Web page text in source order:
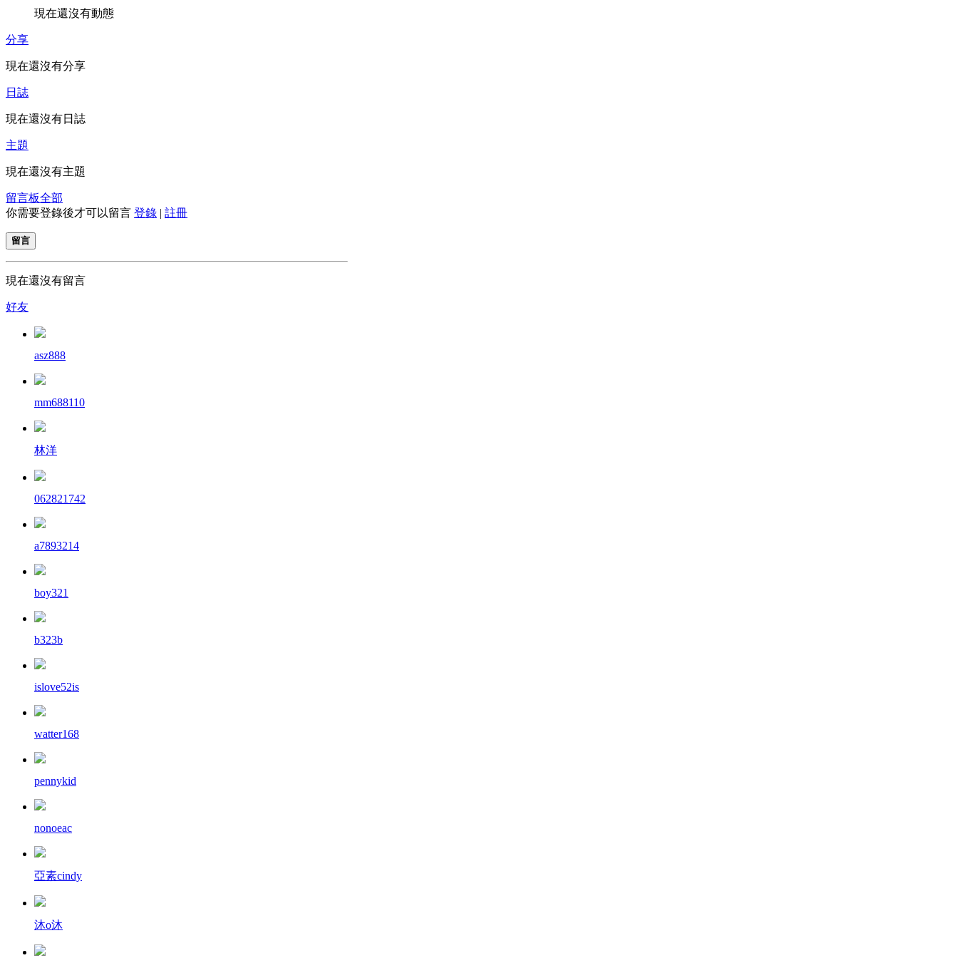
現在還沒有動態
分享
現在還沒有分享
日誌
現在還沒有日誌
主題
現在還沒有主題
留言板全部
你需要登錄後才可以留言 登錄 | 註冊
留言
現在還沒有留言
好友
asz888
mm688110
林洋
062821742
a7893214
boy321
b323b
islove52is
watter168
pennykid
nonoeac
亞素cindy
沐o沐